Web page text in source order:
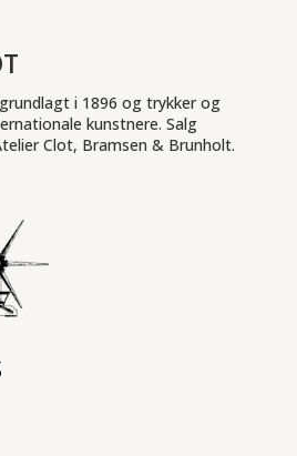
i 1896 og trykker og
kunstnere. Salg
Clot, Bramsen & Brunholt.